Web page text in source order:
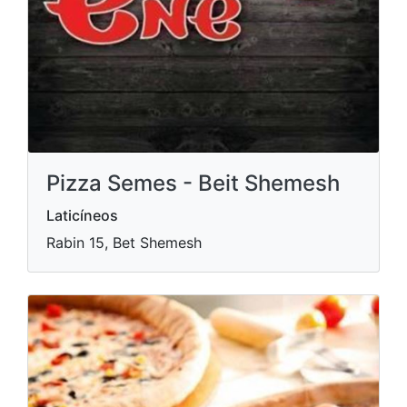
Pizza Semes - Beit Shemesh
Laticíneos
Rabin 15, Bet Shemesh